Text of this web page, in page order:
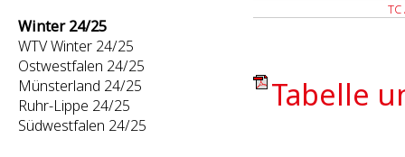
Winter 24/25
WTV Winter 24/25
Ostwestfalen 24/25
Münsterland 24/25
Ruhr-Lippe 24/25
Südwestfalen 24/25
Tabelle